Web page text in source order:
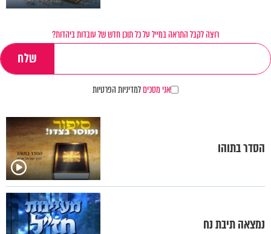
רוצה לקבל התראה במייל על כל תוכן חדש של עובדות ביהדות?
אני מסכיםלמדיניות הפרטיות
הסדר בתוהו
נמצאה תיבת נח